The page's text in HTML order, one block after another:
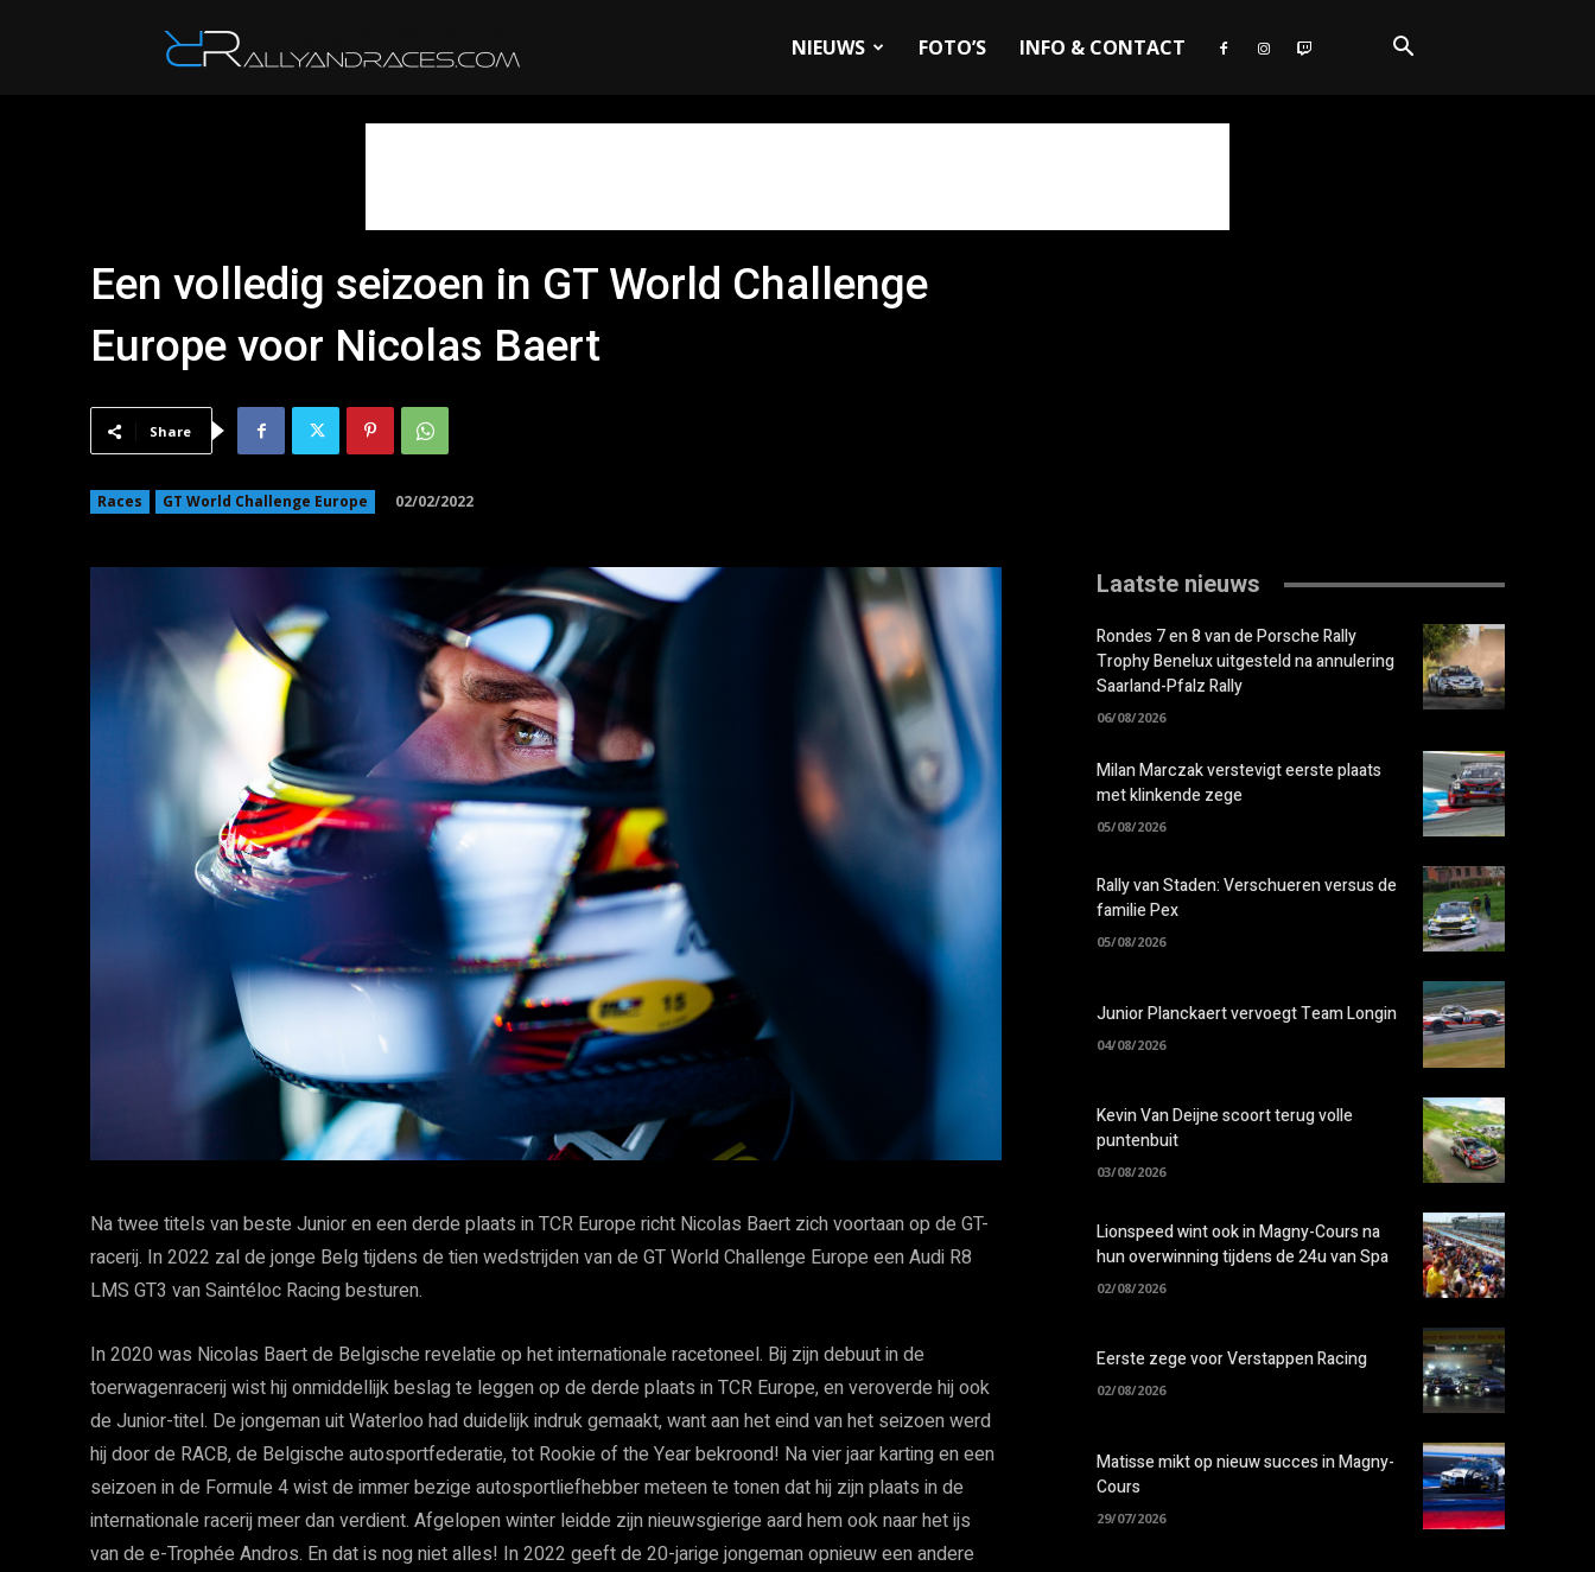
NIEUWS FOTO’S INFO & CONTACT
Een volledig seizoen in GT World Challenge
Europe voor Nicolas Baert
Share
Races GT World Challenge Europe 02/02/2022
Na twee titels van beste Junior en een derde plaats in TCR Europe richt Nicolas Baert zich voortaan op de GT-
racerij. In 2022 zal de jonge Belg tijdens de tien wedstrijden van de GT World Challenge Europe een Audi R8
LMS GT3 van Saintéloc Racing besturen.
In 2020 was Nicolas Baert de Belgische revelatie op het internationale racetoneel. Bij zijn debuut in de
toerwagenracerij wist hij onmiddellijk beslag te leggen op de derde plaats in TCR Europe, en veroverde hij ook
de Junior-titel. De jongeman uit Waterloo had duidelijk indruk gemaakt, want aan het eind van het seizoen werd
hij door de RACB, de Belgische autosportfederatie, tot Rookie of the Year bekroond! Na vier jaar karting en een
seizoen in de Formule 4 wist de immer bezige autosportliefhebber meteen te tonen dat hij zijn plaats in de
internationale racerij meer dan verdient. Afgelopen winter leidde zijn nieuwsgierige aard hem ook naar het ijs
van de e-Trophée Andros. En dat is nog niet alles! In 2022 geeft de 20-jarige jongeman opnieuw een andere
Laatste nieuws
Rondes 7 en 8 van de Porsche Rally
Trophy Benelux uitgesteld na annulering
Saarland-Pfalz Rally
06/08/2026
Milan Marczak verstevigt eerste plaats
met klinkende zege
05/08/2026
Rally van Staden: Verschueren versus de
familie Pex
05/08/2026
Junior Planckaert vervoegt Team Longin
04/08/2026
Kevin Van Deijne scoort terug volle
puntenbuit
03/08/2026
Lionspeed wint ook in Magny-Cours na
hun overwinning tijdens de 24u van Spa
02/08/2026
Eerste zege voor Verstappen Racing
02/08/2026
Matisse mikt op nieuw succes in Magny-
Cours
29/07/2026